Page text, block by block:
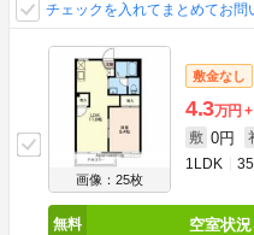
チェックを入れてまとめてお問
画像：25枚
敷金なし
4.3万円
敷 0円
1LDK
空室状